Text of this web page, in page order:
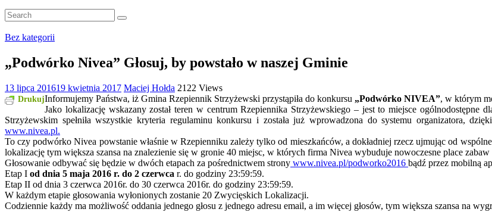
Bez kategorii
„Podwórko Nivea” Głosuj, by powstało w naszej Gminie
13 lipca 201619 kwietnia 2017 Maciej Hołda 2122 Views
DrukujInformujemy Państwa, iż Gmina Rzepiennik Strzyżewski przystąpiła do konkursu „Podwórko NIVEA”, w którym
Jako lokalizację wskazany został teren w centrum Rzepiennika Strzyżewskiego – jest to miejsce ogólnodostępne
Strzyżewskim spełniła wszystkie kryteria regulaminu konkursu i została już wprowadzona do systemu organizatora,
www.nivea.pl.
To czy podwórko Nivea powstanie właśnie w Rzepienniku zależy tylko od mieszkańców, a dokładniej rzecz ujmując od
lokalizację tym większa szansa na znalezienie się w gronie 40 miejsc, w których firma Nivea wybuduje nowoczesne place zabaw
Głosowanie odbywać się będzie w dwóch etapach za pośrednictwem strony www.nivea.pl/podworko2016 bądź przez mobilną
Etap I od dnia 5 maja 2016 r. do 2 czerwca r. do godziny 23:59:59.
Etap II od dnia 3 czerwca 2016r. do 30 czerwca 2016r. do godziny 23:59:59.
W każdym etapie głosowania wyłonionych zostanie 20 Zwycięskich Lokalizacji.
Codziennie każdy ma możliwość oddania jednego głosu z jednego adresu email, a im więcej głosów, tym większa szansa na